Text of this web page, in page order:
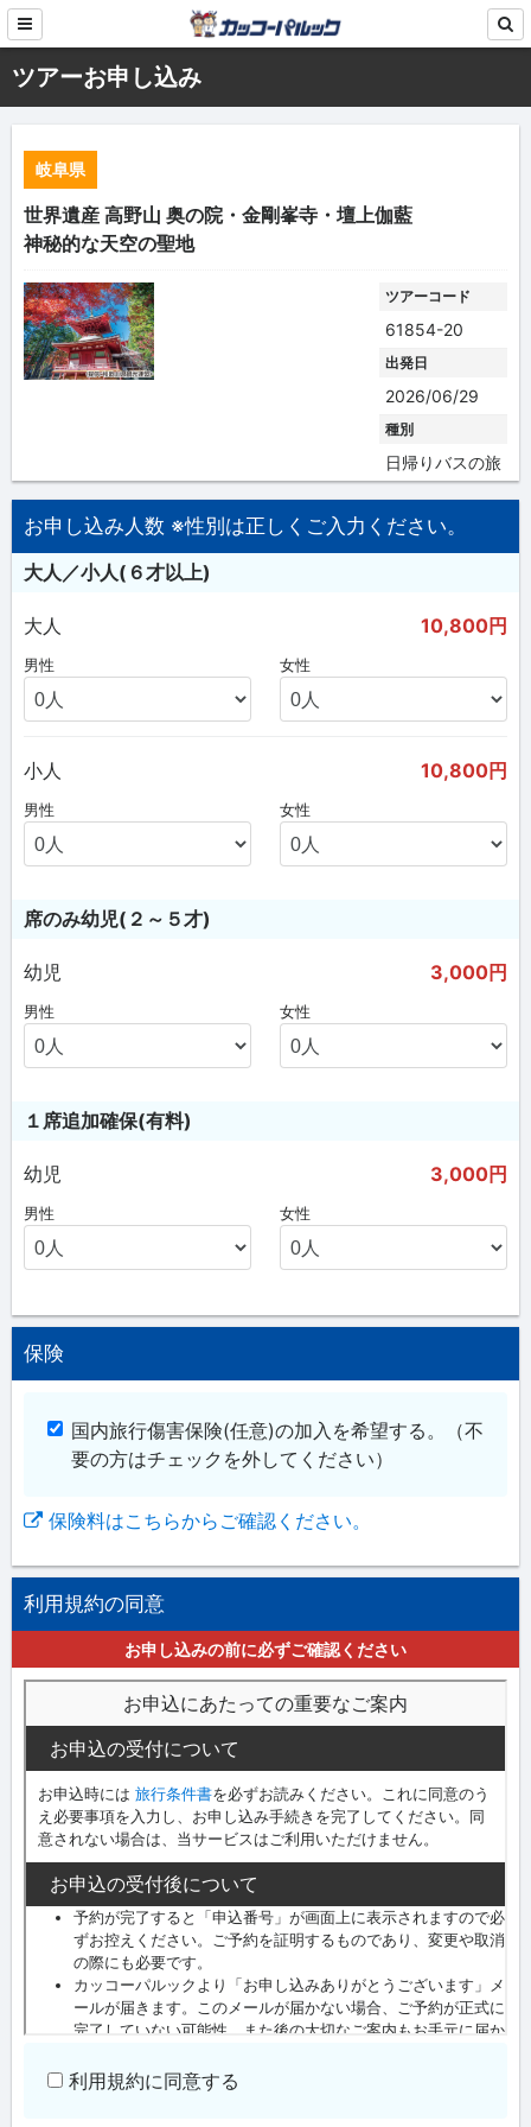
ツアーお申し込み
岐阜県
世界遺産 高野山 奥の院・金剛峯寺・壇上伽藍
神秘的な天空の聖地
ツアーコード
61854-20
出発日
2026/06/29
種別
日帰りバスの旅
お申し込み人数 ※性別は正しくご入力ください。
大人／小人(６才以上)
大人 10,800円
男性 女性
小人 10,800円
男性 女性
席のみ幼児(２～５才)
幼児 3,000円
男性 女性
１席追加確保(有料)
幼児 3,000円
男性 女性
保険
国内旅行傷害保険(任意)の加入を希望する。
（不
要の方はチェックを外してください）
保険料はこちらからご確認ください。
利用規約の同意
お申し込みの前に必ずご確認ください
利用規約に同意する